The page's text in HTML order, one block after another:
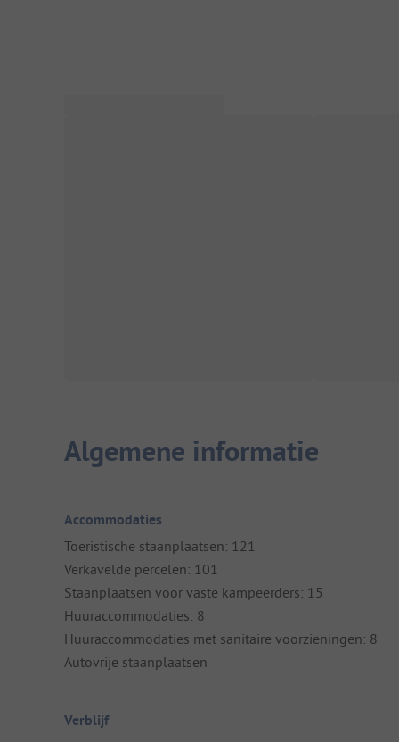
Algemene informatie
Accommodaties
Toeristische staanplaatsen: 121
Verkavelde percelen: 101
Staanplaatsen voor vaste kampeerders: 15
Huuraccommodaties: 8
Huuraccommodaties met sanitaire voorzieningen: 8
Autovrije staanplaatsen
Verblijf